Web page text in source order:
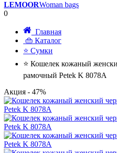
LEMOORWoman bags
0
Главная
👜 Каталог
⭐ Сумки
⭐ Кошелек кожаный
рамочный Petek K 8078А
Акция - 47%